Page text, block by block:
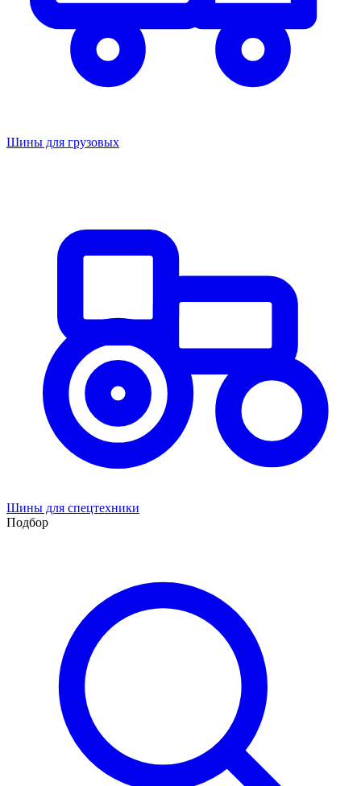
Шины для грузовых
Шины для спецтехники
Подбор